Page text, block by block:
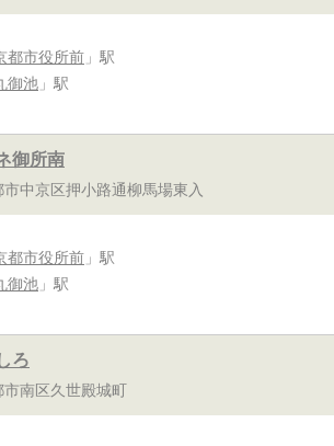
都市役所前 」駅
御池 」駅
御所南
市中京区押小路通柳馬場東入
都市役所前 」駅
御池 」駅
ろ
市南区久世殿城町